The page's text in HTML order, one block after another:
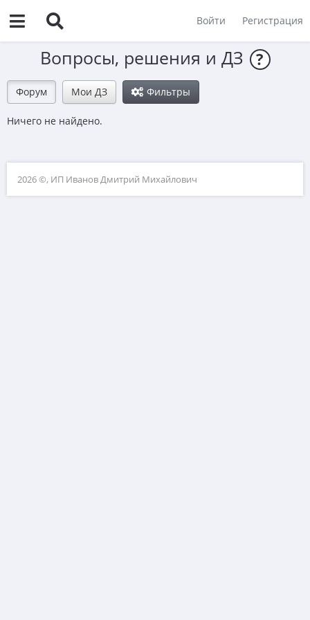
Войти Регистрация
Вопросы, решения и ДЗ ?
Форум Мои ДЗ Фильтры
Ничего не найдено.
2026 ©, ИП Иванов Дмитрий Михайлович